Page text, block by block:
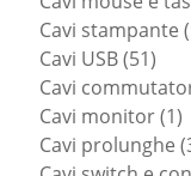
Cavi stampante
Cavi USB 5151
Cavi
Cavi monitor 11
Cavi prolunghe